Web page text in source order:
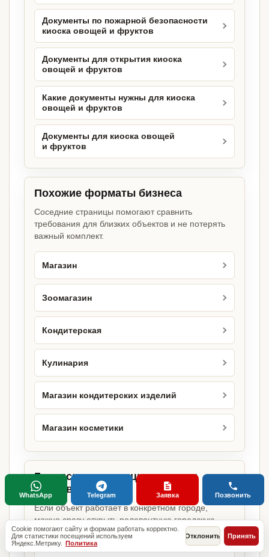
Документы по пожарной безопасности
киоска овощей и фруктов
Документы для открытия киоска
овощей и фруктов
Какие документы нужны для киоска
овощей и фруктов
Документы для киоска овощей
и фруктов
Похожие форматы бизнеса
Соседние страницы помогают сравнить
требования для близких объектов и не потерять
важный комплект.
Магазин
Зоомагазин
Кондитерская
Кулинария
Магазин кондитерских изделий
Магазин косметики
Городские страницы по этому
направлению
Если объект работает в конкретном городе,
можно сразу открыть релевантную городскую
страницу.
Cookie помогают сайту и формам работать корректно.
Для статистики посещений используем
Яндекс.Метрику. Политика
Отклонить Принять
WhatsApp Telegram Заявка Позвонить